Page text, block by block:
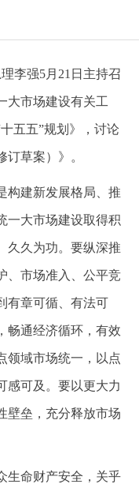
李强5月21日主持召
大市场建设有关工
五五”规划》，讨论
订草案）》。
构建新发展格局、推
一大市场建设取得积
久久为功。要纵深推
、市场准入、公平竞
有章可循、有法可
畅通经济循环，有效
领域市场统一，以点
感可及。要以更大力
壁垒，充分释放市场
生命财产安全，关乎